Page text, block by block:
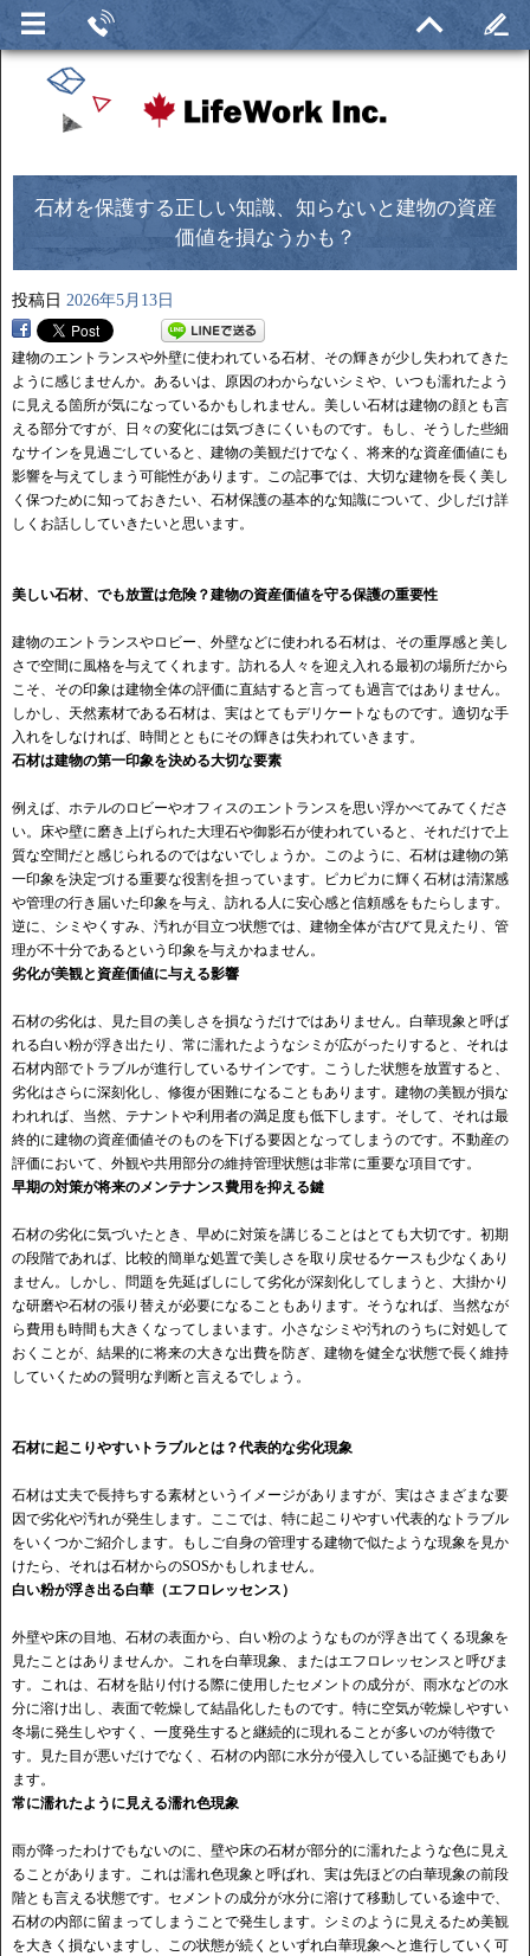
石材を保護する正しい知識、知らないと建物の資産
価値を損なうかも？
投稿日 2026年5月13日
建物のエントランスや外壁に使われている石材、その輝きが少し失われてきた
ように感じませんか。あるいは、原因のわからないシミや、いつも濡れたよう
に見える箇所が気になっているかもしれません。美しい石材は建物の顔とも言
える部分ですが、日々の変化には気づきにくいものです。もし、そうした些細
なサインを見過ごしていると、建物の美観だけでなく、将来的な資産価値にも
影響を与えてしまう可能性があります。この記事では、大切な建物を長く美し
く保つために知っておきたい、石材保護の基本的な知識について、少しだけ詳
しくお話ししていきたいと思います。
美しい石材、でも放置は危険？建物の資産価値を守る保護の重要性
建物のエントランスやロビー、外壁などに使われる石材は、その重厚感と美し
さで空間に風格を与えてくれます。訪れる人々を迎え入れる最初の場所だから
こそ、その印象は建物全体の評価に直結すると言っても過言ではありません。
しかし、天然素材である石材は、実はとてもデリケートなものです。適切な手
入れをしなければ、時間とともにその輝きは失われていきます。
石材は建物の第一印象を決める大切な要素
例えば、ホテルのロビーやオフィスのエントランスを思い浮かべてみてくださ
い。床や壁に磨き上げられた大理石や御影石が使われていると、それだけで上
質な空間だと感じられるのではないでしょうか。このように、石材は建物の第
一印象を決定づける重要な役割を担っています。ピカピカに輝く石材は清潔感
や管理の行き届いた印象を与え、訪れる人に安心感と信頼感をもたらします。
逆に、シミやくすみ、汚れが目立つ状態では、建物全体が古びて見えたり、管
理が不十分であるという印象を与えかねません。
劣化が美観と資産価値に与える影響
石材の劣化は、見た目の美しさを損なうだけではありません。白華現象と呼ば
れる白い粉が浮き出たり、常に濡れたようなシミが広がったりすると、それは
石材内部でトラブルが進行しているサインです。こうした状態を放置すると、
劣化はさらに深刻化し、修復が困難になることもあります。建物の美観が損な
われれば、当然、テナントや利用者の満足度も低下します。そして、それは最
終的に建物の資産価値そのものを下げる要因となってしまうのです。不動産の
評価において、外観や共用部分の維持管理状態は非常に重要な項目です。
早期の対策が将来のメンテナンス費用を抑える鍵
石材の劣化に気づいたとき、早めに対策を講じることはとても大切です。初期
の段階であれば、比較的簡単な処置で美しさを取り戻せるケースも少なくあり
ません。しかし、問題を先延ばしにして劣化が深刻化してしまうと、大掛かり
な研磨や石材の張り替えが必要になることもあります。そうなれば、当然なが
ら費用も時間も大きくなってしまいます。小さなシミや汚れのうちに対処して
おくことが、結果的に将来の大きな出費を防ぎ、建物を健全な状態で長く維持
していくための賢明な判断と言えるでしょう。
石材に起こりやすいトラブルとは？代表的な劣化現象
石材は丈夫で長持ちする素材というイメージがありますが、実はさまざまな要
因で劣化や汚れが発生します。ここでは、特に起こりやすい代表的なトラブル
をいくつかご紹介します。もしご自身の管理する建物で似たような現象を見か
けたら、それは石材からのSOSかもしれません。
白い粉が浮き出る白華（エフロレッセンス）
外壁や床の目地、石材の表面から、白い粉のようなものが浮き出てくる現象を
見たことはありませんか。これを白華現象、またはエフロレッセンスと呼びま
す。これは、石材を貼り付ける際に使用したセメントの成分が、雨水などの水
分に溶け出し、表面で乾燥して結晶化したものです。特に空気が乾燥しやすい
冬場に発生しやすく、一度発生すると継続的に現れることが多いのが特徴で
す。見た目が悪いだけでなく、石材の内部に水分が侵入している証拠でもあり
ます。
常に濡れたように見える濡れ色現象
雨が降ったわけでもないのに、壁や床の石材が部分的に濡れたような色に見え
ることがあります。これは濡れ色現象と呼ばれ、実は先ほどの白華現象の前段
階とも言える状態です。セメントの成分が水分に溶けて移動している途中で、
石材の内部に留まってしまうことで発生します。シミのように見えるため美観
を大きく損ないますし、この状態が続くといずれ白華現象へと進行していく可